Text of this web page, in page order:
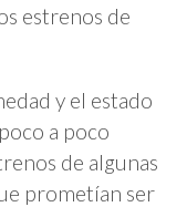
estrenos de
y el estado
a poco
de algunas
prometían ser